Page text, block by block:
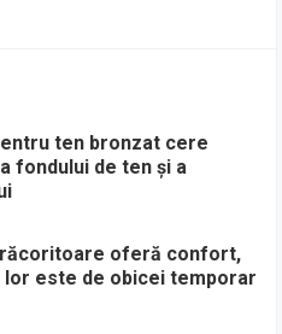
ten bronzat cere
fondului de ten și a
oferă confort,
este de obicei temporar